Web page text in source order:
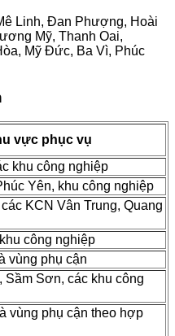
Linh, Đan Phượng, Hoài
Mỹ, Thanh Oai,
Mỹ Đức, Ba Vì, Phúc
vực phục vụ
khu công nghiệp
Yên, khu công nghiệp
KCN Vân Trung, Quang
công nghiệp
vùng phụ cận
Sầm Sơn, các khu công
vùng phụ cận theo hợp